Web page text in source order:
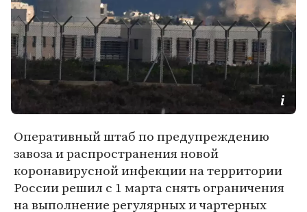
Оперативный штаб по предупреждению
завоза и распространения новой
коронавирусной инфекции на территории
России решил с 1 марта снять ограничения
на выполнение регулярных и чартерных